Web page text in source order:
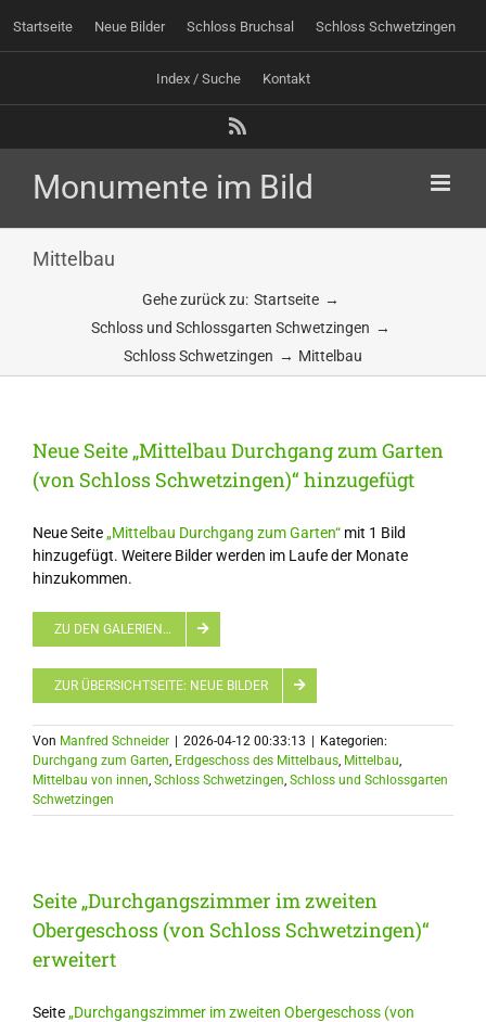
Inhalt
springen
Startseite Neue Bilder Schloss Bruchsal Schloss Schwetzingen
Index / Suche Kontakt
Mittelbau
Gehe zurück zu: Startseite
Schloss und Schlossgarten Schwetzingen
Schloss Schwetzingen
Mittelbau
Neue Seite „Mittelbau Durchgang zum Garten
(von Schloss Schwetzingen)“ hinzugefügt
Neue Seite„Mittelbau Durchgang zum Garten“mit 1 Bild
hinzugefügt. Weitere Bilder werden im Laufe der Monate
hinzukommen.
ZU DEN GALERIEN…
ZUR ÜBERSICHTSEITE: NEUE BILDER
Von Manfred Schneider 2026-04-12 00:33:13
Kategorien:
Durchgang zum Garten, Erdgeschoss des Mittelbaus, Mittelbau,
Mittelbau von innen, Schloss Schwetzingen, Schloss und Schlossgarten
Schwetzingen
Seite „Durchgangszimmer im zweiten
Obergeschoss (von Schloss Schwetzingen)“
erweitert
Seite„Durchgangszimmer im zweiten Obergeschoss (von